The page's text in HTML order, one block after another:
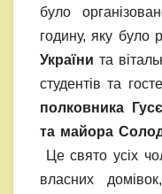
було
годину, яку було
України та
студентів та
полковника
та майора
Це свято усіх
власних